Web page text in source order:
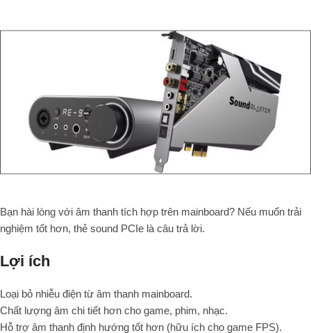
Bạn hài lòng với âm thanh tích hợp trên mainboard? Nếu muốn trải
nghiệm tốt hơn, thẻ sound PCIe là câu trả lời.
Lợi ích
Loại bỏ nhiễu điện từ âm thanh mainboard.
Chất lượng âm chi tiết hơn cho game, phim, nhạc.
Hỗ trợ âm thanh định hướng tốt hơn (hữu ích cho game FPS).